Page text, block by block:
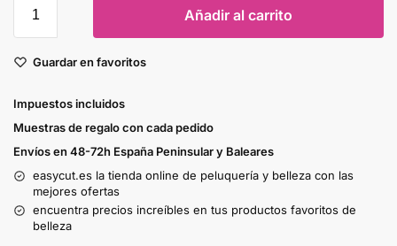
Añadir al carrito
Guardar en favoritos
Impuestos incluidos
Muestras de regalo con cada pedido
Envíos en 48-72h España Peninsular y Baleares
easycut.es la tienda online de peluquería y belleza con las
mejores ofertas
encuentra precios increíbles en tus productos favoritos de
belleza